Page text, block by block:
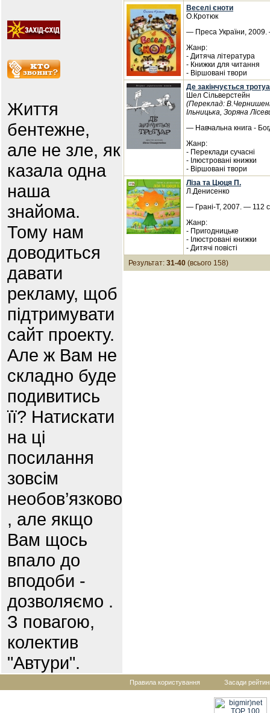
Життя
бентежне,
але не зле, як
казала одна
наша
знайома.
Тому нам
доводиться
давати
рекламу, щоб
підтримувати
сайт проекту.
Але ж Вам не
складно буде
подивитись
її? Натискати
на ці
посилання
зовсім
необов’язково
, але якщо
Вам щось
впало до
вподоби -
дозволяємо .
З повагою,
колектив
"Автури".
Веселі єноти
О.Кротюк
— Преса України,
Жанр:
- Дитяча література
- Книжки для читання
- Віршовані твори
Де закінчується
Шел Сільверстейн
(Переклад:
Ільницька, Зоряна
— Навчальна книга -
Жанр:
- Переклади сучасні
- Ілюстровані книжки
- Віршовані твори
Ліза та Цюця П.
Л.Денисенко
— Грані-Т, 2007. — 112
Жанр:
- Пригодницьке
- Ілюстровані книжки
- Дитячі повісті
Результат: 31-40 (всього 158)
Правила користування Засади